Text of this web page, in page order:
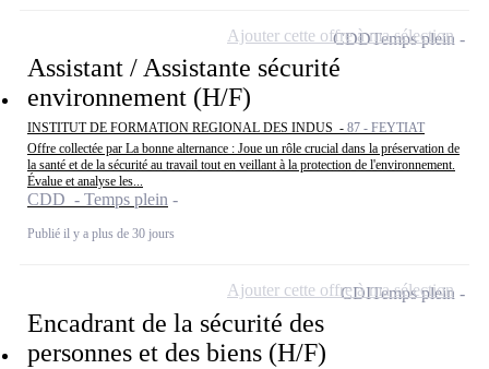
Assistant / Assistante sécurité
environnement (H/F)
INSTITUT DE FORMATION REGIONAL DES INDUS - 87 - FEYTIAT
Offre collectée par La bonne alternance : Joue un rôle crucial dans la préservation de
la santé et de la sécurité au travail tout en veillant à la protection de l'environnement.
Évalue et analyse les...
CDD - Temps plein
Publié il y a plus de 30 jours
CDDTemps plein
Ajouter cette offre à ma sélection
Encadrant de la sécurité des
personnes et des biens (H/F)
CDITemps plein
Ajouter cette offre à ma sélection